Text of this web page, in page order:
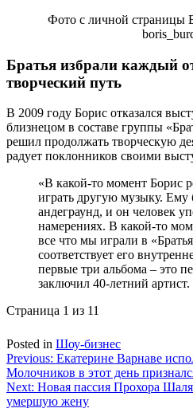
Фото с личной страницы
Братья избрали каждый
творческий путь
В 2009 году Борис отказался
близнецом в составе группы
решил продолжать творческую
радует поклонников своими
«В какой-то момент Борис
играть другую музыку. Ему
андеграунд, и он человек
намерениях. В какой-то
все что мы играли в
соответствует его
первые три альбома – это
заключил 40-летний артист.
Страница 1 из 11
Posted in Шоу-бизнес
Навигация
по
записям
Previous: Екатерине Варнаве
Молочников в этот день
Next: Новая пассия Прохора
умершую жену